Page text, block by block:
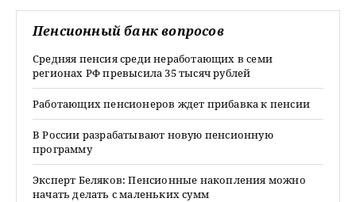
Пенсионный банк вопросов
Средняя пенсия среди неработающих в семи
регионах РФ превысила 35 тысяч рублей
Работающих пенсионеров ждет прибавка к пенсии
В России разрабатывают новую пенсионную
программу
Эксперт Беляков: Пенсионные накопления можно
начать делать с маленьких сумм